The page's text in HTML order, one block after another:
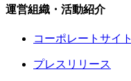
運営組織・活動紹介
コーポレートサイト
プレスリリース